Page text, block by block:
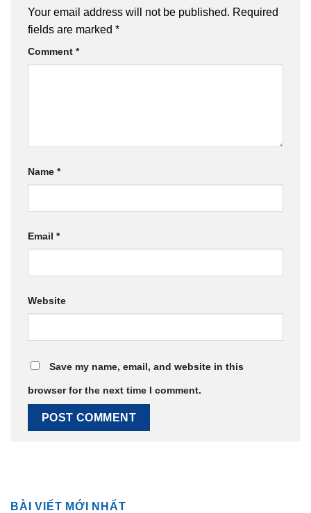
Your email address will not be published. Required
fields are marked *
Comment *
Name *
Email *
Website
Save my name, email, and website in this
browser for the next time I comment.
BÀI VIẾT MỚI NHẤT